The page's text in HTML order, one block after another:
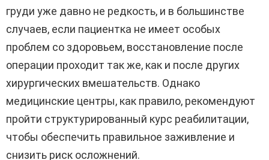
груди уже давно не редкость, и в большинстве
случаев, если пациентка не имеет особых
проблем со здоровьем, восстановление после
операции проходит так же, как и после других
хирургических вмешательств. Однако
медицинские центры, как правило, рекомендуют
пройти структурированный курс реабилитации,
чтобы обеспечить правильное заживление и
снизить риск осложнений.